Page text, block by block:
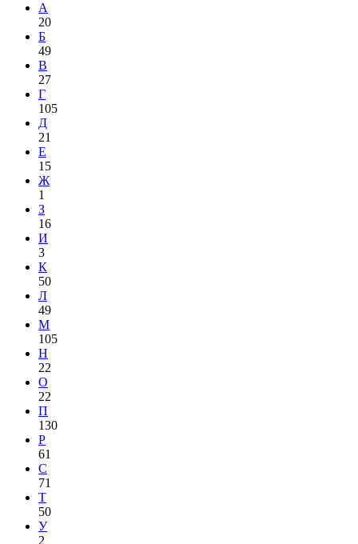
А
20
Б
49
В
27
Г
105
Д
21
Е
15
Ж
1
З
16
И
3
К
50
Л
49
М
105
Н
22
О
22
П
130
Р
61
С
71
Т
50
У
2